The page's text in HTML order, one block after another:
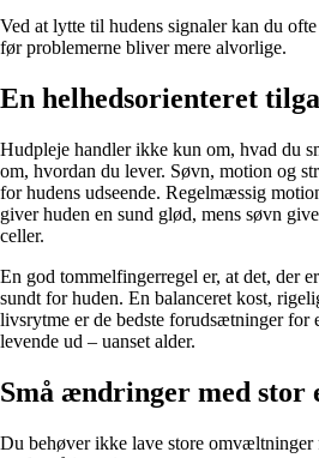
Ved at lytte til hudens signaler kan du
før problemerne bliver mere alvorlige.
En helhedsorienteret
Hudpleje handler ikke kun om, hvad du
om, hvordan du lever. Søvn, motion og
for hudens udseende. Regelmæssig
giver huden en sund glød, mens søvn
celler.
En god tommelfingerregel er, at det, der
sundt for huden. En balanceret kost,
livsrytme er de bedste forudsætninger for
levende ud – uanset alder.
Små ændringer med stor
Du behøver ikke lave store omvæltninger